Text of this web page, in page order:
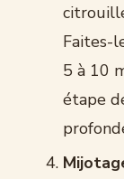
Faites-
5 à 10
étape